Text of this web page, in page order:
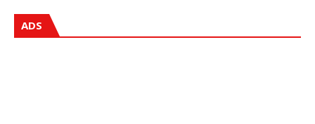
ADS